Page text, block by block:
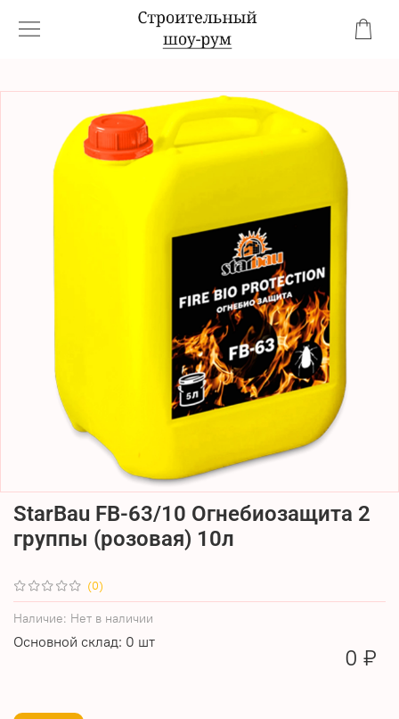
(0)
Наличие: Нет в наличии
Основной склад: 0 шт
StarBau FB-63/10 Огнебиозащита 2
группы (розовая) 10л
0 ₽